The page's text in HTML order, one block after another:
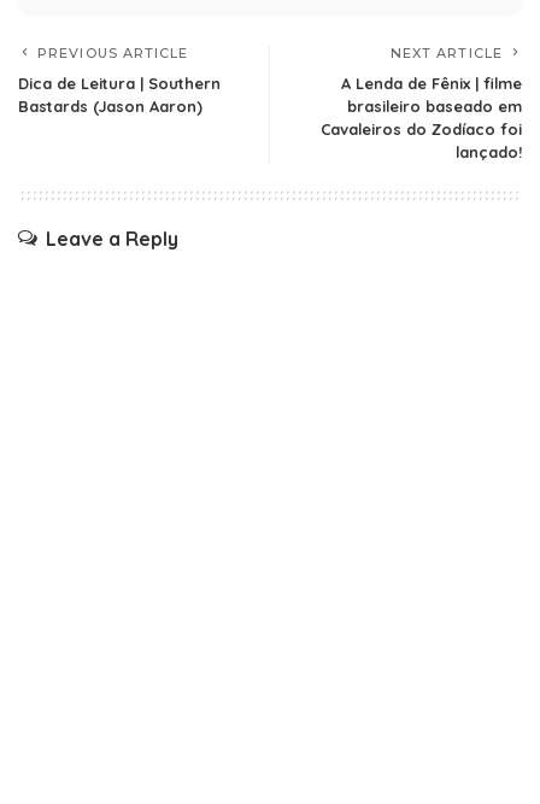
PREVIOUS ARTICLE
Dica de Leitura | Southern
Bastards (Jason Aaron)
NEXT ARTICLE
A Lenda de Fênix | filme
brasileiro baseado em
Cavaleiros do Zodíaco foi
lançado!
Leave a Reply